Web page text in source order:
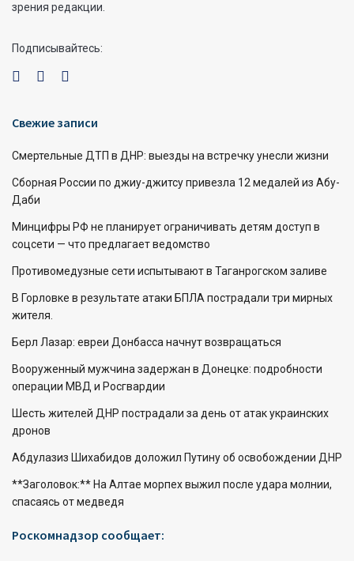
зрения редакции.
Подписывайтесь:
Свежие записи
Смертельные ДТП в ДНР: выезды на встречку унесли жизни
Сборная России по джиу-джитсу привезла 12 медалей из Абу-
Даби
Минцифры РФ не планирует ограничивать детям доступ в
соцсети — что предлагает ведомство
Противомедузные сети испытывают в Таганрогском заливе
В Горловке в результате атаки БПЛА пострадали три мирных
жителя.
Берл Лазар: евреи Донбасса начнут возвращаться
Вооруженный мужчина задержан в Донецке: подробности
операции МВД и Росгвардии
Шесть жителей ДНР пострадали за день от атак украинских
дронов
Абдулазиз Шихабидов доложил Путину об освобождении ДНР
**Заголовок:** На Алтае морпех выжил после удара молнии,
спасаясь от медведя
Роскомнадзор сообщает: